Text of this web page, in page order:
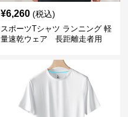
¥6,260 (税込)
スポーツTシャツ ランニング 軽
量速乾ウェア 長距離走者用